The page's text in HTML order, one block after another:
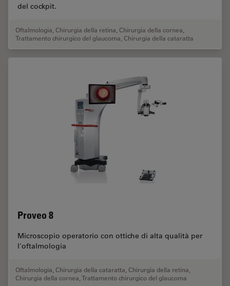
del cockpit.
Oftalmologia Chirurgia della retina Chirurgia della cornea
Trattamento chirurgico del glaucoma Chirurgia della cataratta
Proveo 8
Microscopio operatorio con ottiche di alta qualità per
l'oftalmologia
Oftalmologia Chirurgia della cataratta Chirurgia della retina
Chirurgia della cornea Trattamento chirurgico del glaucoma